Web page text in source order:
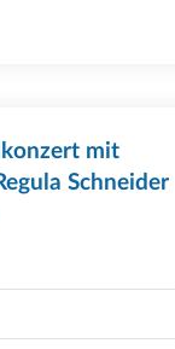
mit
Schneider